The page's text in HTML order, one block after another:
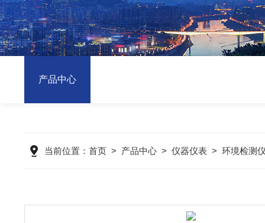
产品中心
当前位置： 首页> 产品中心> 仪器仪表> 环境检测